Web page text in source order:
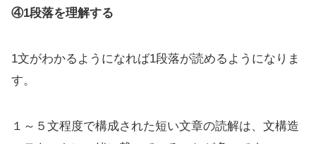
④1段落を理解する
1文がわかるようになれば1段落が読めるようになりま
す。
１～５文程度で構成された短い文章の読解は、文構造